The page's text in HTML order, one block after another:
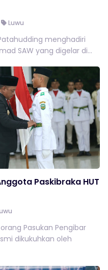
Luwu
menghadiri
SAW yang digelar di...
Paskibraka HUT
Pasukan Pengibar
dikukuhkan oleh